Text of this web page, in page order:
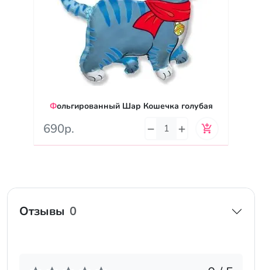
Фольгированный Шар Кошечка голубая
690р.
Отзывы 0